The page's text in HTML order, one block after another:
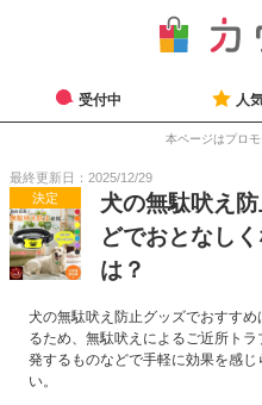
受付中 人
本ページはプロ
最終更新日：2025/12/29
決定
犬の無駄吠え
どでおとなし
は？
犬の無駄吠え防止グッズでおすす
るため、無駄吠えによるご近所ト
発するものなどで手軽に効果を感
い。